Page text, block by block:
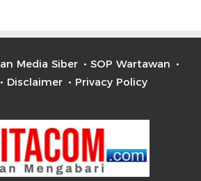
Media Siber
SOP Wartawan
Disclaimer Privacy Policy